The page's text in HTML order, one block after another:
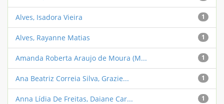
1
Alves, Isadora Vieira
1
Alves, Rayanne Matias
1
Amanda Roberta Araujo de Moura (M...
1
Ana Beatriz Correia Silva, Grazie...
1
Anna Lídia De Freitas, Daiane Car...